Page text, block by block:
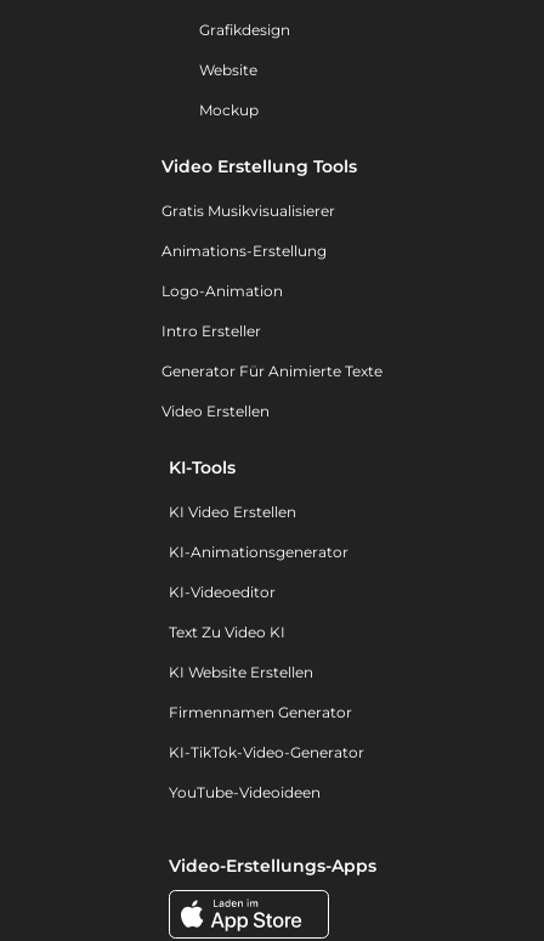
Grafikdesign
Website
Mockup
Video Erstellung Tools
Gratis Musikvisualisierer
Animations-Erstellung
Logo-Animation
Intro Ersteller
Generator Für Animierte Texte
Video Erstellen
KI-Tools
KI Video Erstellen
KI-Animationsgenerator
KI-Videoeditor
Text Zu Video KI
KI Website Erstellen
Firmennamen Generator
KI-TikTok-Video-Generator
YouTube-Videoideen
Video-Erstellungs-Apps